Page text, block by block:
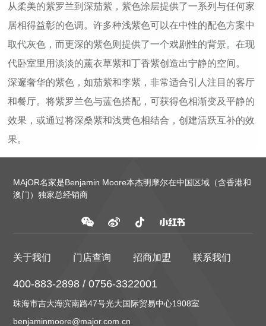
从柔美的紫罗兰到深茄紫，紫色涂层提供了一系列与任何家
居相得益彰的色调。许多种浅紫色可以在中性的配色方案中
取代灰色，而更深的紫色则提供了一个戏剧性的背景。在现
代卧室里用淡淡的薰衣草紫和丁香紫创造出宁静的空间。
深邃奢华的紫色，如茄紫和李紫，非常适合引人注目的客厅
和餐厅。将紫罗兰色与蓝色搭配，可获得色相渐变及平静的
效果，或通过将深桑紫和浅黄色相结合，创建活跃互补的效
果。
MAjOR名家是Benjamin Moore本杰明摩尔在中国区域（含香港和
澳门）独家总经销商
关于我们 门店查询 招商加盟 联系我们
400-883-2898 / 0756-3322001
珠海市吉大海滨南路47号光大国际贸易中心1908室
benjaminmoore@major.com.cn